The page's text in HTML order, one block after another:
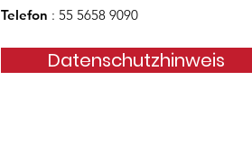
Telefon : 55 5658 9090
Datenschutzhinweis